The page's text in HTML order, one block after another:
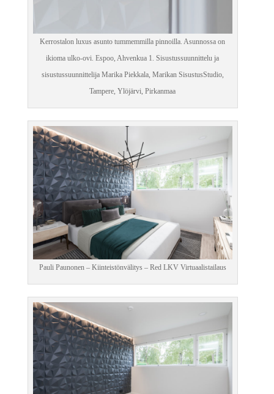
Kerrostalon luxus asunto tummemmilla pinnoilla. Asunnossa on
ikioma ulko-ovi. Espoo, Ahvenkua 1. Sisustussuunnittelu ja
sisustussuunnittelija Marika Piekkala, Marikan SisustusStudio,
Tampere, Ylöjärvi, Pirkanmaa
Pauli Paunonen – Kiinteistönvälitys – Red LKV​ Virtuaalistailaus